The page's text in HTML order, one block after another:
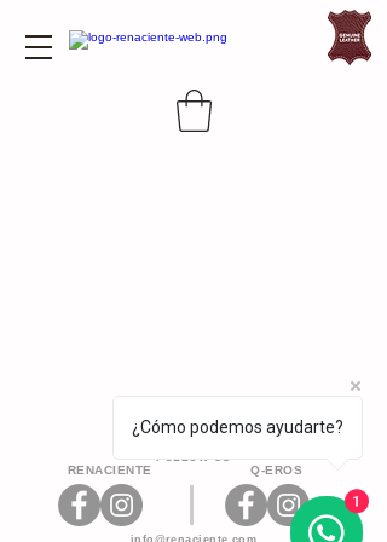
RENACIENTE Q-EROS
info@renaciente.com
¿Cómo podemos ayudarte?
1